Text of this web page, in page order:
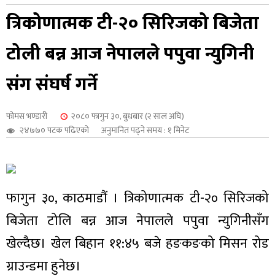
त्रिकोणात्मक टी-२० सिरिजको बिजेता
टोली बन्न आज नेपालले पपुवा न्युगिनी
संग संघर्ष गर्ने
फोमस भण्डारी
२०८० फागुन ३०, बुधबार (२ साल अघि)
२४७७० पटक पढिएको
अनुमानित पढ्ने समय : १ मिनेट
फागुन ३०, काठमाडौं । त्रिकोणात्मक टी-२० सिरिजको
बिजेता टोलि बन्न आज नेपालले पपुवा न्युगिनीसँग
खेल्दैछ। खेल बिहान ११:४५ बजे हङकङको मिसन रोड
ग्राउन्डमा हुनेछ।